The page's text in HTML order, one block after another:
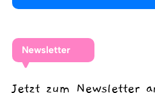
Newsletter
Jetzt zum Newsletter